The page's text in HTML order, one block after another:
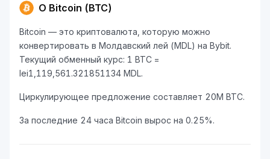
О Bitcoin (BTC)
Bitcoin — это криптовалюта, которую можно
конвертировать в Молдавский лей (MDL) на Bybit.
Текущий обменный курс: 1 BTC =
lei1,119,561.321851134 MDL.
Циркулирующее предложение составляет 20M BTC.
За последние 24 часа Bitcoin вырос на 0.25%.